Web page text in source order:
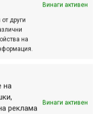
Винаги активен
други
на
на
реклама
Винаги активен
сезон ще бъдат
от нас карат, но които
нерегламентирани,
с никаква
друга структура. Нещо